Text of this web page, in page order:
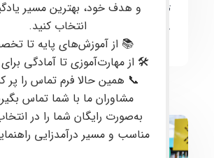
تازه‌ترین دستاوردها و پیش‌بینی‌های
خوانندگان ارائه دهیم.
و هدف خود، بهترین مسیر
انتخاب کنید.
📚 از آموزش‌های پایه تا
🛠 از مهارت‌آموزی تا آمادگی برای
📞 همین حالا فرم تماس را پر
مشاوران ما با شما تماس
به‌صورت رایگان شما را در
مناسب و مسیر درآمدزایی